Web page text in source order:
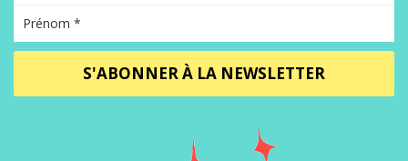
S'ABONNER À LA NEWSLETTER